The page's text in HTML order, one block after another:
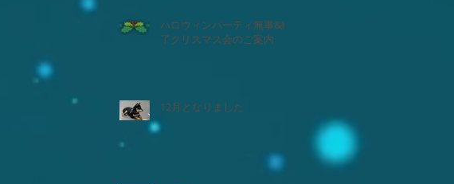
ハロウィンパーティ無事&終
了クリスマス会のご案内
12月となりました